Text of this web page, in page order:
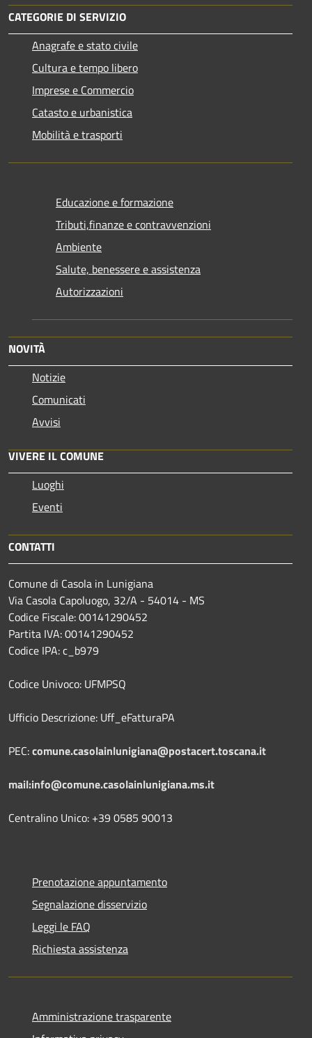
CATEGORIE DI SERVIZIO
Anagrafe e stato civile
Cultura e tempo libero
Imprese e Commercio
Catasto e urbanistica
Mobilità e trasporti
Educazione e formazione
Tributi,finanze e contravvenzioni
Ambiente
Salute, benessere e assistenza
Autorizzazioni
NOVITÀ
Notizie
Comunicati
Avvisi
VIVERE IL COMUNE
Luoghi
Eventi
CONTATTI
Comune di Casola in Lunigiana
Via Casola Capoluogo, 32/A - 54014 - MS
Codice Fiscale: 00141290452
Partita IVA: 00141290452
Codice IPA: c_b979
Codice Univoco: UFMPSQ
Ufficio Descrizione: Uff_eFatturaPA
PEC:comune.casolainlunigiana@postacert.toscana.it
mail:info@comune.casolainlunigiana.ms.it
Centralino Unico: +39 0585 90013
Prenotazione appuntamento
Segnalazione disservizio
Leggi le FAQ
Richiesta assistenza
Amministrazione trasparente